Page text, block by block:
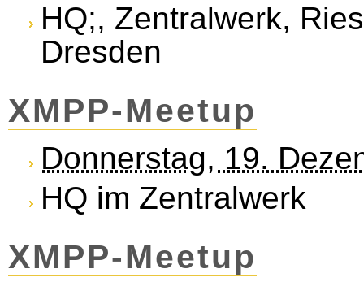
HQ;, Zentralwerk,
Dresden
XMPP-Meet­up
Donnerstag, 19.
HQ im Zentralwerk
XMPP-Meet­up